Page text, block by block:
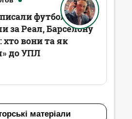
футболістів,
за Реал, Барселону
хто вони та як
до УПЛ
матеріали